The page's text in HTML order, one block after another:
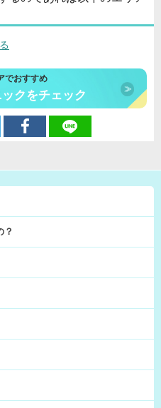
でおすすめ
クをチェック
？